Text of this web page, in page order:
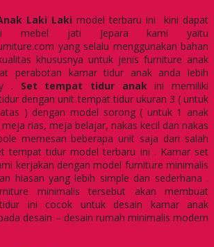
Laki Laki model terbaru ini kini dapat
mebel jati Jepara kami yaitu
yang selalu menggunakan bahan
khususnya untuk jenis furniture anak
perabotan kamar tidur anak anda lebih
. Set tempat tidur anakini memiliki
dengan unit tempat tidur ukuran 3 ( untuk
) dengan model sorong ( untuk 1 anak
rias, meja belajar, nakas kecil dan nakas
memesan beberapa unit saja dari salah
tempat tidur model terbaru ini . Kamar set
kerjakan dengan model furniture minimalis
hiasan yang lebih simple dan sederhana .
minimalis tersebut akan membuat
ini cocok untuk desain kamar anak
desain – desain rumah minimalis modern